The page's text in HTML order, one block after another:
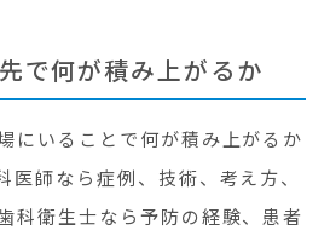
で何が積み上がるか
にいることで何が積み上がるか
医師なら症例、技術、考え方、
科衛生士なら予防の経験、患者